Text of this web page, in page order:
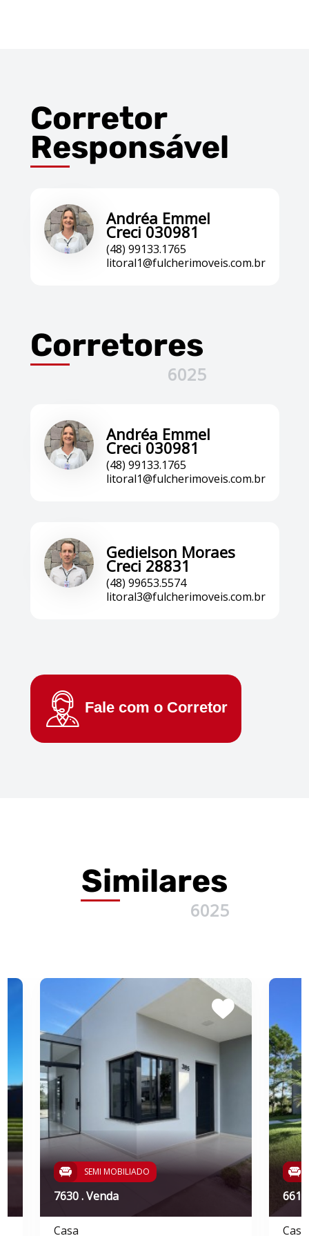
Corretor
Responsável
Andréa Emmel
Creci 030981
(48) 99133.1765
litoral1@fulcherimoveis.com.br
Corretores
6025
Andréa Emmel
Creci 030981
(48) 99133.1765
litoral1@fulcherimoveis.com.br
Gedielson Moraes
Creci 28831
(48) 99653.5574
litoral3@fulcherimoveis.com.br
Fale com o Corretor
Similares
6025
SEMI MOBILIADO
7630 . Venda
Casa Casa